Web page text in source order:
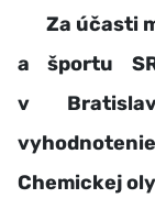
Za účasti
a športu
v
Chemickej